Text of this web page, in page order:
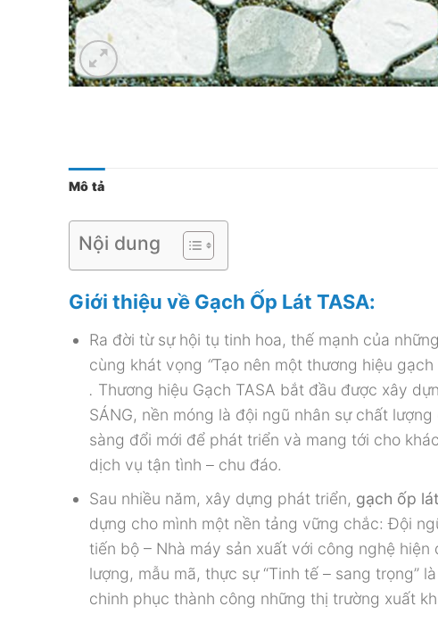
Mô tả
Nội dung
Giới thiệu về Gạch Ốp Lát TASA:
Ra đời từ sự hội tụ tinh hoa, thế mạnh của
cùng khát vọng “Tạo nên một thương hiệu
. Thương hiệu Gạch TASA bắt đầu được xây
SÁNG, nền móng là đội ngũ nhân sự chất
sàng đổi mới để phát triển và mang tới cho
dịch vụ tận tình – chu đáo.
Sau nhiều năm, xây dựng phát triển, gạch ốp
dựng cho mình một nền tảng vững chắc: Đội
tiến bộ – Nhà máy sản xuất với công nghệ
lượng, mẫu mã, thực sự “Tinh tế – sang trọng”
chinh phục thành công những thị trường xuất